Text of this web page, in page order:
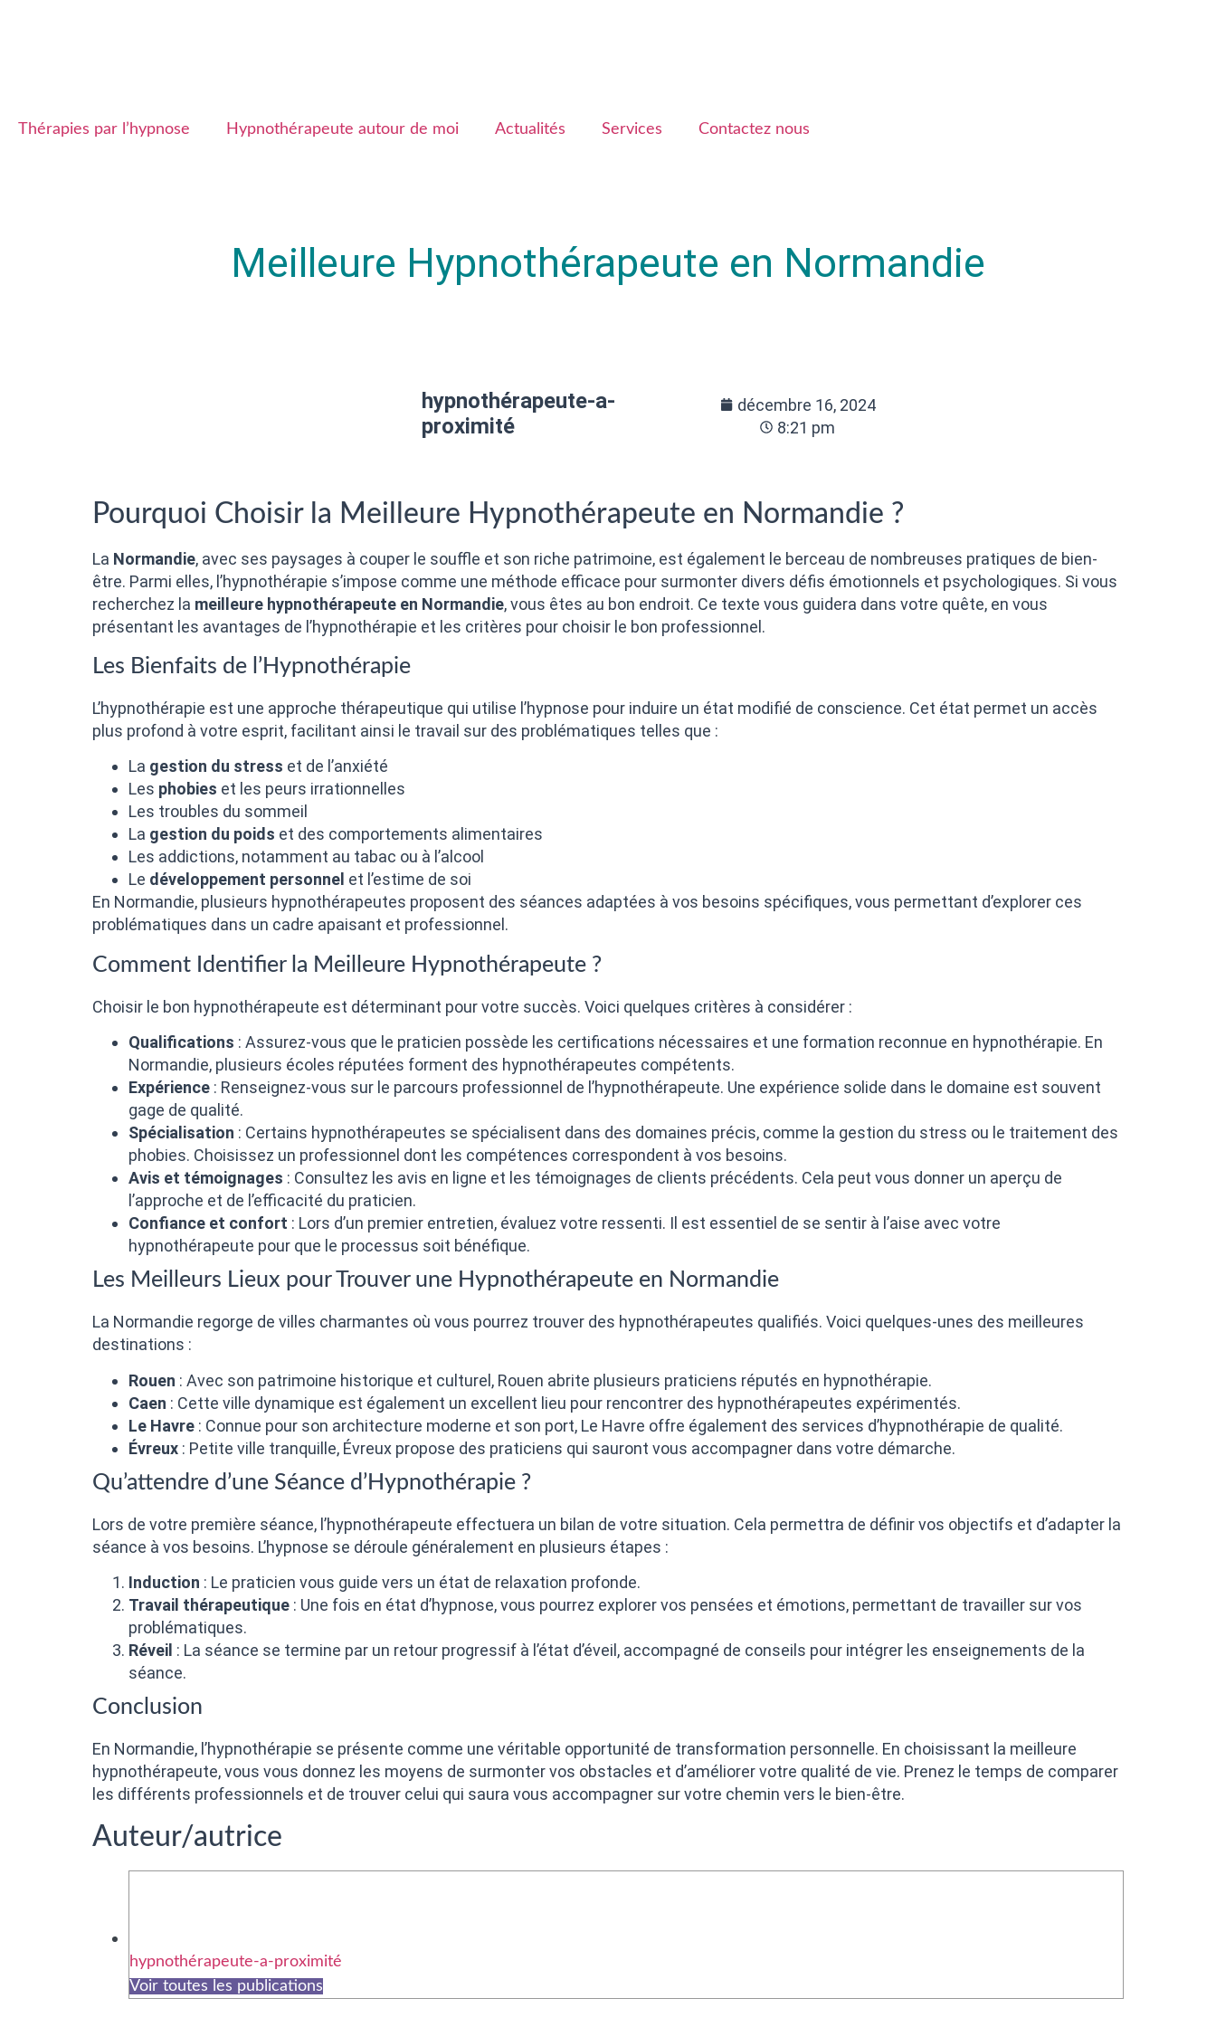
Thérapies par l’hypnose Hypnothérapeute autour de moi Actualités Services Contactez nous
Meilleure Hypnothérapeute en Normandie
hypnothérapeute-a-
proximité
décembre 16, 2024
8:21 pm
Pourquoi Choisir la Meilleure Hypnothérapeute en Normandie ?
La Normandie, avec ses paysages à couper le souffle et son riche patrimoine, est également le berceau de nombreuses pratiques de bien-
être. Parmi elles, l’hypnothérapie s’impose comme une méthode efficace pour surmonter divers défis émotionnels et psychologiques. Si vous
recherchez la meilleure hypnothérapeute en Normandie, vous êtes au bon endroit. Ce texte vous guidera dans votre quête, en vous
présentant les avantages de l’hypnothérapie et les critères pour choisir le bon professionnel.
Les Bienfaits de l’Hypnothérapie
L’hypnothérapie est une approche thérapeutique qui utilise l’hypnose pour induire un état modifié de conscience. Cet état permet un accès
plus profond à votre esprit, facilitant ainsi le travail sur des problématiques telles que :
La gestion du stress et de l’anxiété
Les phobies et les peurs irrationnelles
Les troubles du sommeil
La gestion du poids et des comportements alimentaires
Les addictions, notamment au tabac ou à l’alcool
Le développement personnel et l’estime de soi
En Normandie, plusieurs hypnothérapeutes proposent des séances adaptées à vos besoins spécifiques, vous permettant d’explorer ces
problématiques dans un cadre apaisant et professionnel.
Comment Identifier la Meilleure Hypnothérapeute ?
Choisir le bon hypnothérapeute est déterminant pour votre succès. Voici quelques critères à considérer :
Qualifications : Assurez-vous que le praticien possède les certifications nécessaires et une formation reconnue en hypnothérapie. En
Normandie, plusieurs écoles réputées forment des hypnothérapeutes compétents.
Expérience : Renseignez-vous sur le parcours professionnel de l’hypnothérapeute. Une expérience solide dans le domaine est souvent
gage de qualité.
Spécialisation : Certains hypnothérapeutes se spécialisent dans des domaines précis, comme la gestion du stress ou le traitement des
phobies. Choisissez un professionnel dont les compétences correspondent à vos besoins.
Avis et témoignages : Consultez les avis en ligne et les témoignages de clients précédents. Cela peut vous donner un aperçu de
l’approche et de l’efficacité du praticien.
Confiance et confort : Lors d’un premier entretien, évaluez votre ressenti. Il est essentiel de se sentir à l’aise avec votre
hypnothérapeute pour que le processus soit bénéfique.
Les Meilleurs Lieux pour Trouver une Hypnothérapeute en Normandie
La Normandie regorge de villes charmantes où vous pourrez trouver des hypnothérapeutes qualifiés. Voici quelques-unes des meilleures
destinations :
Rouen : Avec son patrimoine historique et culturel, Rouen abrite plusieurs praticiens réputés en hypnothérapie.
Caen : Cette ville dynamique est également un excellent lieu pour rencontrer des hypnothérapeutes expérimentés.
Le Havre : Connue pour son architecture moderne et son port, Le Havre offre également des services d’hypnothérapie de qualité.
Évreux : Petite ville tranquille, Évreux propose des praticiens qui sauront vous accompagner dans votre démarche.
Qu’attendre d’une Séance d’Hypnothérapie ?
Lors de votre première séance, l’hypnothérapeute effectuera un bilan de votre situation. Cela permettra de définir vos objectifs et d’adapter la
séance à vos besoins. L’hypnose se déroule généralement en plusieurs étapes :
Induction : Le praticien vous guide vers un état de relaxation profonde.
Travail thérapeutique : Une fois en état d’hypnose, vous pourrez explorer vos pensées et émotions, permettant de travailler sur vos
problématiques.
Réveil : La séance se termine par un retour progressif à l’état d’éveil, accompagné de conseils pour intégrer les enseignements de la
séance.
Conclusion
En Normandie, l’hypnothérapie se présente comme une véritable opportunité de transformation personnelle. En choisissant la meilleure
hypnothérapeute, vous vous donnez les moyens de surmonter vos obstacles et d’améliorer votre qualité de vie. Prenez le temps de comparer
les différents professionnels et de trouver celui qui saura vous accompagner sur votre chemin vers le bien-être.
Auteur/autrice
hypnothérapeute-a-proximité
Voir toutes les publications